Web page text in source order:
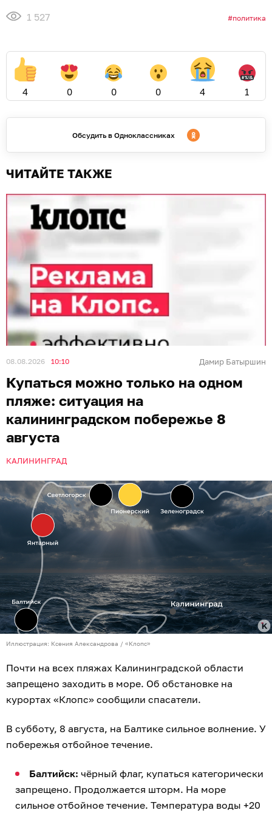
1 527 политика
4 0 0 0 4 1
Обсудить в Одноклассниках
ЧИТАЙТЕ ТАКЖЕ
08.08.2026 10:10 Дамир Батыршин
Купаться можно только на одном
пляже: ситуация на
калининградском побережье 8
августа
КАЛИНИНГРАД
Иллюстрация: Ксения Александрова / «Клопс»
Почти на всех пляжах Калининградской области
запрещено заходить в море. Об обстановке на
курортах «Клопс» сообщили спасатели.
В субботу, 8 августа, на Балтике сильное волнение. У
побережья отбойное течение.
Балтийск: чёрный флаг, купаться категорически
запрещено. Продолжается шторм. На море
сильное отбойное течение. Температура воды +20